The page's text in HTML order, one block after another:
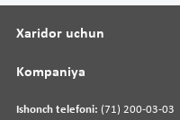
Ishonch telefoni: (71) 200-03-03
Xaridor uchun
Kompaniya